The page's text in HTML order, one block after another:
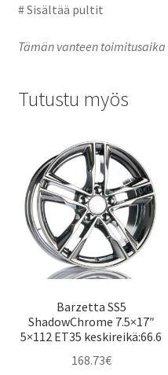
# Sisältää pultit
Tämän vanteen
Tutustu myös
Barzetta SS5
ShadowChrome 7.5×17″
5×112 ET35 keskireikä:66.6
168.73€